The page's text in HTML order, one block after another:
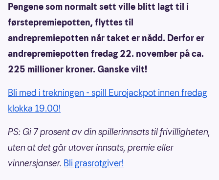
Pengene som normalt sett ville blitt lagt til i
førstepremiepotten, flyttes til
andrepremiepotten når taket er nådd. Derfor er
andrepremiepotten fredag 22. november på ca.
225 millioner kroner. Ganske vilt!
Bli med i trekningen - spill Eurojackpot innen fredag
klokka 19.00!
PS: Gi 7 prosent av din spillerinnsats til frivilligheten,
uten at det går utover innsats, premie eller
vinnersjanser. Bli grasrotgiver!